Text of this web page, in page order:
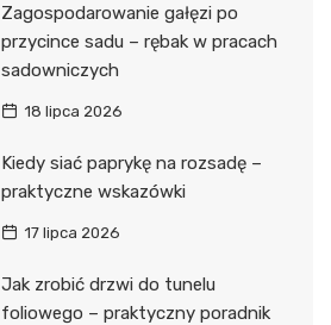
Zagospodarowanie gałęzi po
przycince sadu – rębak w pracach
sadowniczych
18 lipca 2026
Kiedy siać paprykę na rozsadę –
praktyczne wskazówki
17 lipca 2026
Jak zrobić drzwi do tunelu
foliowego – praktyczny poradnik